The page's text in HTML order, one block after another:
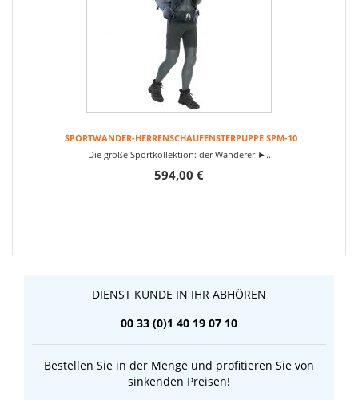
SPORTWANDER-HERRENSCHAUFENSTERPUPPE SPM-10
Die große Sportkollektion: der Wanderer ►...
594,00 €
DIENST KUNDE IN IHR ABHÖREN
00 33 (0)1 40 19 07 10
Bestellen Sie in der Menge und profitieren Sie von
sinkenden Preisen!